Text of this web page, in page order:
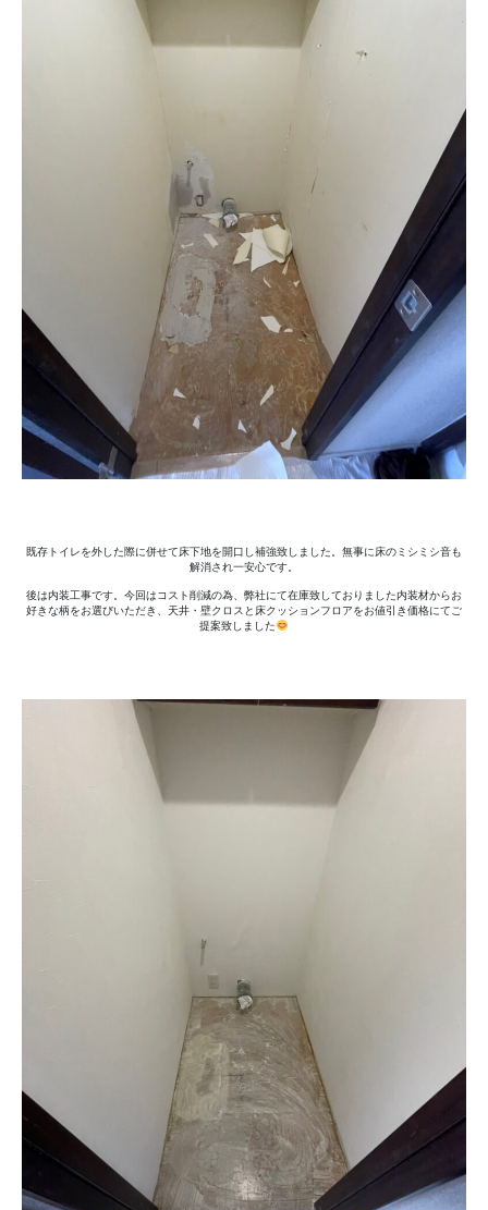
既存トイレを外した際に併せて床下地を開口し補強致しました。無事に床のミシミシ音も
解消され一安心です。
後は内装工事です。今回はコスト削減の為、弊社にて在庫致しておりました内装材からお
好きな柄をお選びいただき、天井・壁クロスと床クッションフロアをお値引き価格にてご
提案致しました